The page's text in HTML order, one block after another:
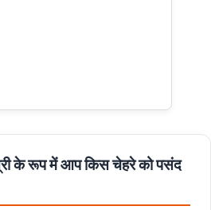
के रूप में आप किस चेहरे को पसंद